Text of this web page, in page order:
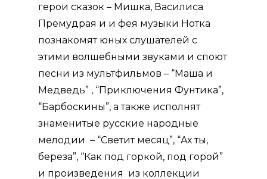
герои сказок – Мишка, Василиса
Премудрая и и фея музыки Нотка
познакомят юных слушателей с
этими волшебными звуками и споют
песни из мультфильмов – “Маша и
Медведь” , “Приключения Фунтика”,
“Барбоскины”, а также исполнят
знаменитые русские народные
мелодии – “Светит месяц”, “Ах ты,
береза”, “Как под горкой, под горой”
и произведения из коллекции